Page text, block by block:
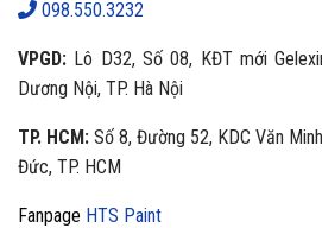
098.550.3232
VPGD: Lô D32, Số 08, KĐT mới
Dương Nội, TP. Hà Nội
TP. HCM: Số 8, Đường 52, KDC Văn
Đức, TP. HCM
Fanpage HTS Paint